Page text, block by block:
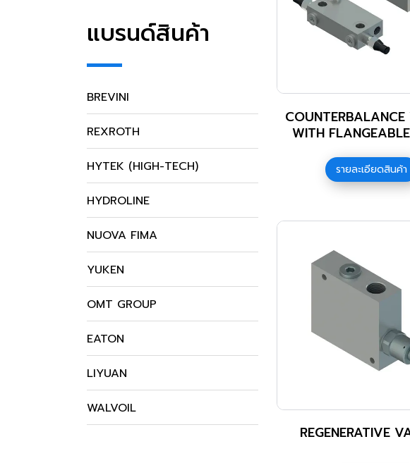
แบรนด์สินค้า
BREVINI
REXROTH
HYTEK (HIGH-TECH)
HYDROLINE
NUOVA FIMA
YUKEN
OMT GROUP
EATON
LIYUAN
WALVOIL
COUNTERBALANCE
WITH
รายละเอียดสินค้า
REGENERATIVE